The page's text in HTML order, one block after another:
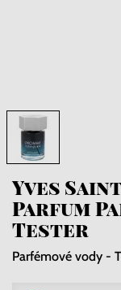
Yves
Parfum
Tester
Parfémové vody -